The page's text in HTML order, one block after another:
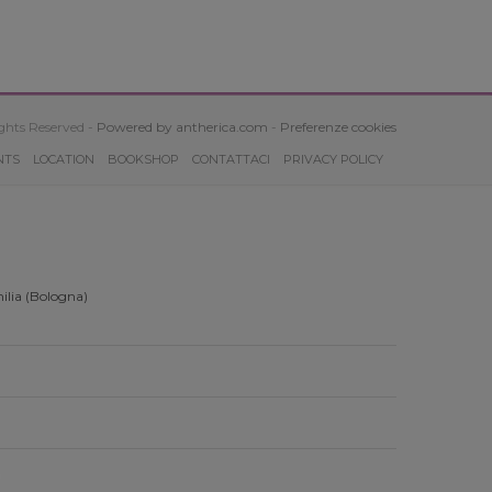
Reserved - Powered by antherica.com - Preferenze cookies
LOCATION BOOKSHOP CONTATTACI PRIVACY POLICY
(Bologna)